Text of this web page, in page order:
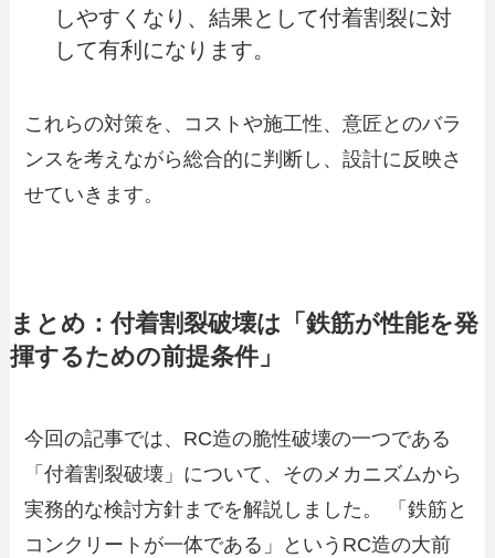
しやすくなり、結果として付着割裂に対
して有利になります。
これらの対策を、コストや施工性、意匠とのバラ
ンスを考えながら総合的に判断し、設計に反映さ
せていきます。
まとめ：付着割裂破壊は「鉄筋が性能を発
揮するための前提条件」
今回の記事では、RC造の脆性破壊の一つである
「付着割裂破壊」について、そのメカニズムから
実務的な検討方針までを解説しました。 「鉄筋と
コンクリートが一体である」というRC造の大前